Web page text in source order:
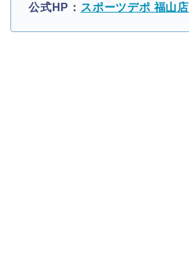
公式HP： スポーツデポ 福山店